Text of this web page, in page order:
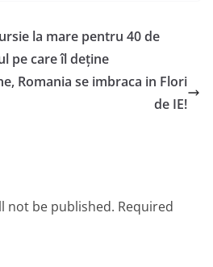
la mare pentru 40 de
pe care îl deține
Romania se imbraca in Flori
de IE!
not be published. Required